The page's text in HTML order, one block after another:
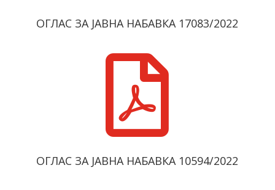
ОГЛАС ЗА ЈАВНА НАБАВКА 17083/2022

ОГЛАС ЗА ЈАВНА НАБАВКА 10594/2022